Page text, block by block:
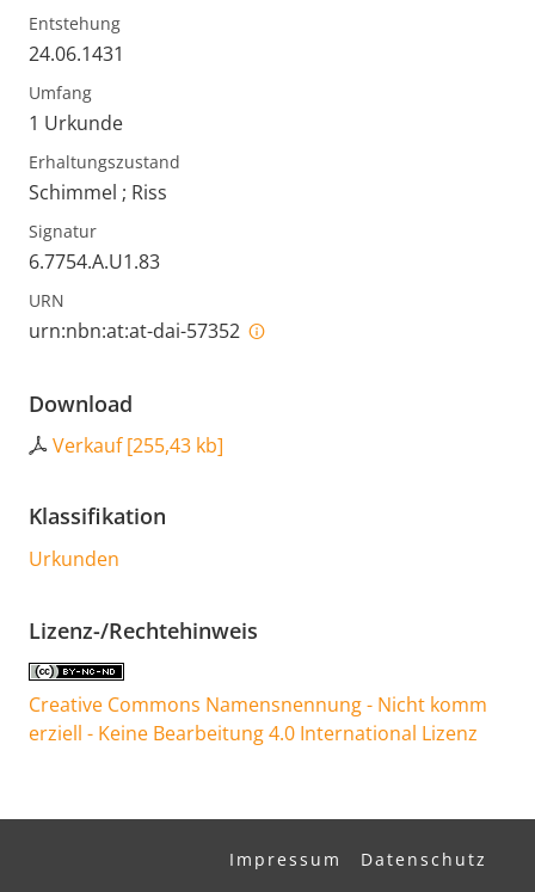
Entstehung
24.06.1431
Umfang
1 Urkunde
Erhaltungszustand
Schimmel ; Riss
Signatur
6.7754.A.U1.83
URN
urn:nbn:at:at-dai-57352
Download
Verkauf[255,43 kb]
Klassifikation
Urkunden
Lizenz-/Rechtehinweis
Creative Commons Namensnennung - Nicht komm
erziell - Keine Bearbeitung 4.0 International Lizenz
Impressum Datenschutz